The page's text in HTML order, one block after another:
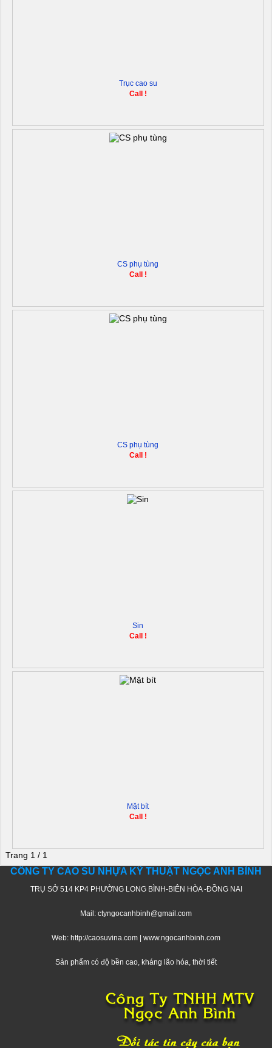
Trục cao su
Call !
CS phụ tùng
Call !
CS phụ tùng
Call !
Sin
Call !
Mặt bít
Call !
Trang 1 / 1
CÔNG TY CAO SU NHỰA KỸ THUẬT NGỌC ANH BÌNH
TRỤ SỞ 514 KP4 PHƯỜNG LONG BÌNH-BIÊN HÒA -ĐỒNG NAI
Mail: ctyngocanhbinh@gmail.com
Web: http://caosuvina.com | www.ngocanhbinh.com
Sản phẩm có độ bền cao, kháng lão hóa, thời tiết